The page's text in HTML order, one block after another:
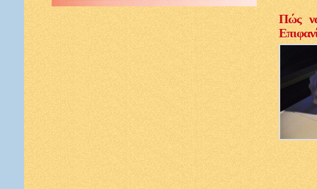
Πώς να